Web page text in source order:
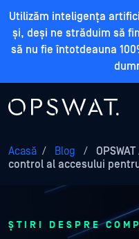
Utilizăm inteligența
și, deși ne străduim să
să nu fie întotdeauna
Acasă / Blog /
control al accesului
ȘTIRI DESPRE